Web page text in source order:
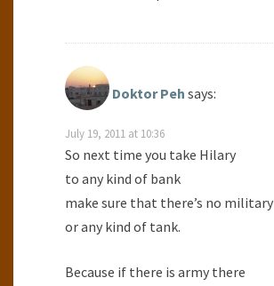
Doktor Peh says:
July 19, 2011 at 10:36
So next time you take Hilary
to any kind of bank
make sure that there’s no military
or any kind of tank.
Because if there is army there